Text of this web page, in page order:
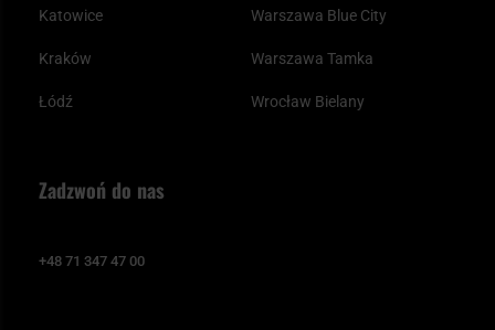
Katowice
Kraków
Łódź
Warszawa Blue City
Warszawa Tamka
Wrocław Bielany
Zadzwoń do nas
+48 71 347 47 00